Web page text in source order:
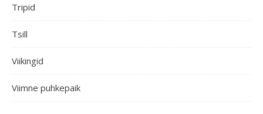
Tripid
Tsill
Viikingid
Viimne puhkepaik